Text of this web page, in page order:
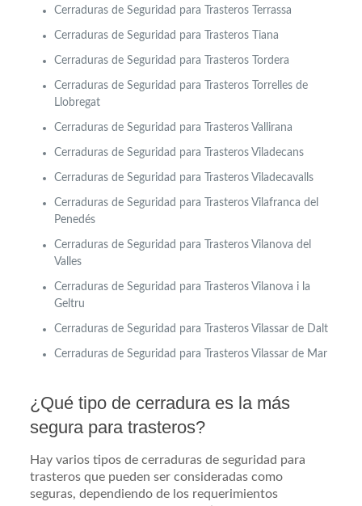
Cerraduras de Seguridad para Trasteros Terrassa
Cerraduras de Seguridad para Trasteros Tiana
Cerraduras de Seguridad para Trasteros Tordera
Cerraduras de Seguridad para Trasteros Torrelles de
Llobregat
Cerraduras de Seguridad para Trasteros Vallirana
Cerraduras de Seguridad para Trasteros Viladecans
Cerraduras de Seguridad para Trasteros Viladecavalls
Cerraduras de Seguridad para Trasteros Vilafranca del
Penedés
Cerraduras de Seguridad para Trasteros Vilanova del
Valles
Cerraduras de Seguridad para Trasteros Vilanova i la
Geltru
Cerraduras de Seguridad para Trasteros Vilassar de Dalt
Cerraduras de Seguridad para Trasteros Vilassar de Mar
¿Qué tipo de cerradura es la más
segura para trasteros?
Hay varios tipos de cerraduras de seguridad para
trasteros que pueden ser consideradas como
seguras, dependiendo de los requerimientos